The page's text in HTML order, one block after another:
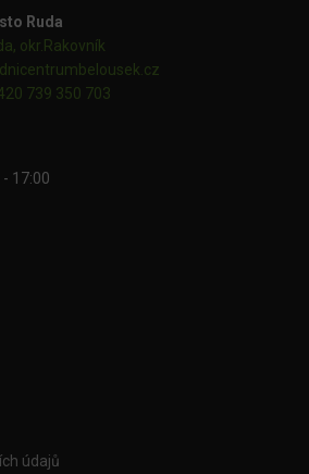
Ruda
okr.Rakovník
739 350 703
17:00
údajů